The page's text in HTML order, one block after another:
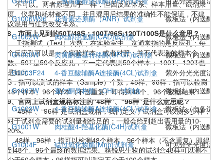
不可以。两者原理几乎一样，但因反应体系、样本用量、试剂浓
度、仪器和耗材都不同，并且混用后结果的准确性不能保证，不建
议混用与任意改变体系。
8、市面上见到的50T/48S；100T/96S;120T/100S是什么意思？
T:指测试（Test）次数；在实验室中，这通常指的是反应孔；每
个反应孔可以是一个实验样本，或者对照；并不代表测的样本个
数。50T是50个反应孔，不一定代表测50个样本； 100T、120T也
是如此；
S：指可以测试的样本（Sample）个数；48样、96样：指可以检测
48个样本、96个样本（不含重复）即得到48个、96个数据结果
9、官网上试剂盒规格标注的“48样”、“96样”是什么意思呢？
“48样”、“96样”是试剂盒规格，我们定义了试剂盒可以测多少样，
对于试剂盒需要的试剂量都给足的；一般会给到超出需用量的10-
20%。
48样、96样：指可以检测48个样本、96个样本（不含重复）即得
到48个、96个最终的数据结果。格锐思生物的试剂盒48样可以测不
G1006W96
花青素还原酶（ANR）试剂盒
微板法（内送酶
G1002W
肉桂醇脱氢酶(CAD)试剂盒
微板法（内送酶
G1009W
类黄酮糖基转移酶(UFGT)试剂盒
微板法（内送酶
G1003F24
4-香豆酸辅酶A连接酶(4CL)试剂盒
紫外分光光度法
G1007W
查尔酮异构酶（CHI）试剂盒
微板法（内送酶
G1003W
4-香豆酸辅酶A连接酶(4CL)试剂盒
微板法（自备适
G1001W
肉桂酸4-羟基化酶(C4H)试剂盒
微板法（内送酶
G1004F
锰过氧化物酶(Mnp)试剂盒
可见分光光度法